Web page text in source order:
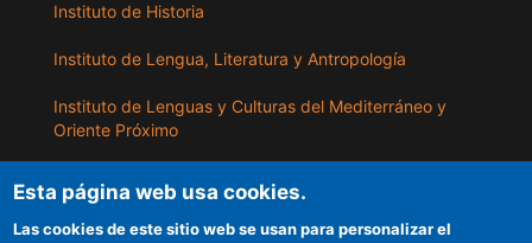
Instituto de Historia
Instituto de Lengua, Literatura y Antropología
Instituto de Lenguas y Culturas del Mediterráneo y
Oriente Próximo
Esta página web usa cookies.
Las cookies de este sitio web se usan para personalizar el